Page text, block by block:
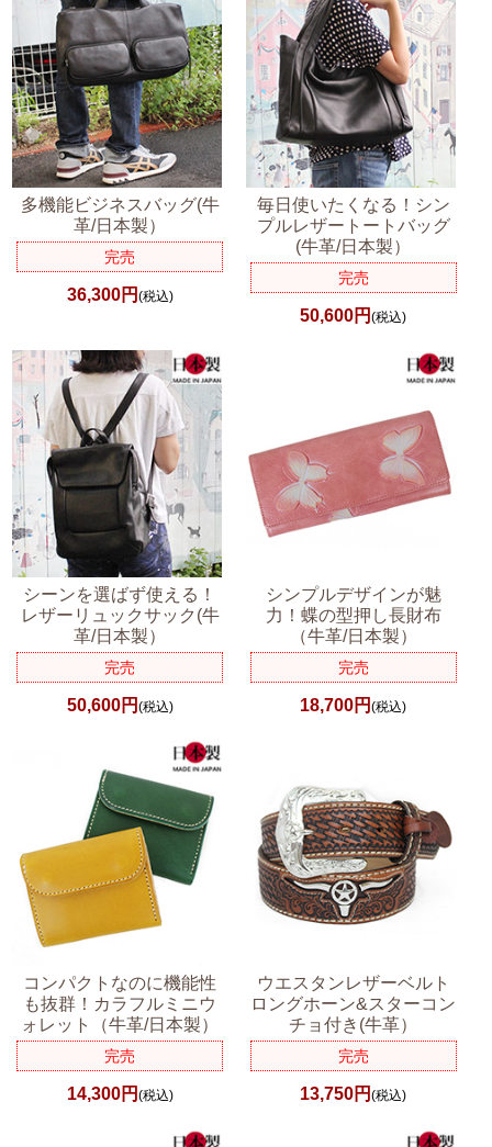
多機能ビジネスバッグ(牛
革/日本製）
完売
36,300円 (税込)
毎日使いたくなる！シン
プルレザートートバッグ
(牛革/日本製）
完売
50,600円(税込)
シーンを選ばず使える！
レザーリュックサック(牛
革/日本製）
完売
50,600円 (税込)
シンプルデザインが魅
力！蝶の型押し長財布
（牛革/日本製）
完売
18,700円(税込)
コンパクトなのに機能性
も抜群！カラフルミニウ
ォレット（牛革/日本製）
完売
14,300円 (税込)
ウエスタンレザーベルト
ロングホーン&スターコン
チョ付き(牛革）
完売
13,750円(税込)